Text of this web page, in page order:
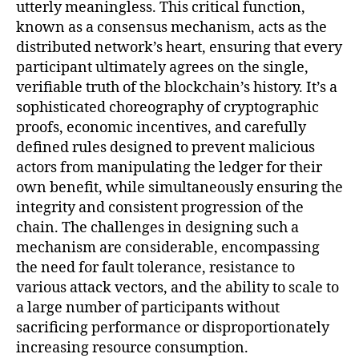
utterly meaningless. This critical function,
known as a consensus mechanism, acts as the
distributed network’s heart, ensuring that every
participant ultimately agrees on the single,
verifiable truth of the blockchain’s history. It’s a
sophisticated choreography of cryptographic
proofs, economic incentives, and carefully
defined rules designed to prevent malicious
actors from manipulating the ledger for their
own benefit, while simultaneously ensuring the
integrity and consistent progression of the
chain. The challenges in designing such a
mechanism are considerable, encompassing
the need for fault tolerance, resistance to
various attack vectors, and the ability to scale to
a large number of participants without
sacrificing performance or disproportionately
increasing resource consumption.